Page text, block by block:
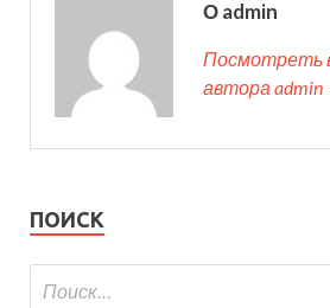
О admin
Посмотреть
автора admin
ПОИСК